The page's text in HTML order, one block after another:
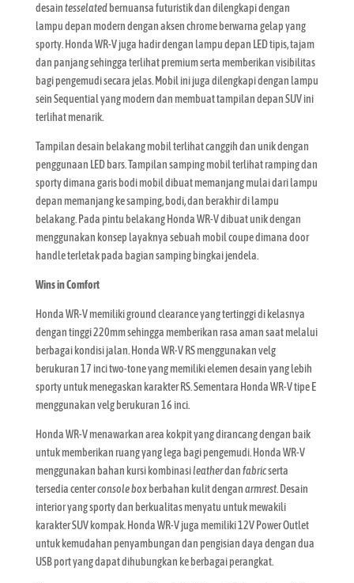
desaintesselatedbernuansa futuristik dan dilengkapi dengan
lampu depan modern dengan aksen chrome berwarna gelap yang
sporty. Honda WR-V juga hadir dengan lampu depan LED tipis, tajam
dan panjang sehingga terlihat premium serta memberikan visibilitas
bagi pengemudi secara jelas. Mobil ini juga dilengkapi dengan lampu
sein Sequential yang modern dan membuat tampilan depan SUV ini
terlihat menarik.
Tampilan desain belakang mobil terlihat canggih dan unik dengan
penggunaan LED bars. Tampilan samping mobil terlihat ramping dan
sporty dimana garis bodi mobil dibuat memanjang mulai dari lampu
depan memanjang ke samping, bodi, dan berakhir di lampu
belakang. Pada pintu belakang Honda WR-V dibuat unik dengan
menggunakan konsep layaknya sebuah mobil coupe dimana door
handle terletak pada bagian samping bingkai jendela.
Wins in Comfort
Honda WR-V memiliki ground clearance yang tertinggi di kelasnya
dengan tinggi 220mm sehingga memberikan rasa aman saat melalui
berbagai kondisi jalan. Honda WR-V RS menggunakan velg
berukuran 17 inci two-tone yang memiliki elemen desain yang lebih
sporty untuk menegaskan karakter RS. Sementara Honda WR-V tipe E
menggunakan velg berukuran 16 inci.
Honda WR-V menawarkan area kokpit yang dirancang dengan baik
untuk memberikan ruang yang lega bagi pengemudi. Honda WR-V
menggunakan bahan kursi kombinasileatherdanfabricserta
tersedia centerconsole boxberbahan kulit denganarmrest. Desain
interior yang sporty dan berkualitas menyatu untuk mewakili
karakter SUV kompak. Honda WR-V juga memiliki 12V Power Outlet
untuk kemudahan penyambungan dan pengisian daya dengan dua
USB port yang dapat dihubungkan ke berbagai perangkat.